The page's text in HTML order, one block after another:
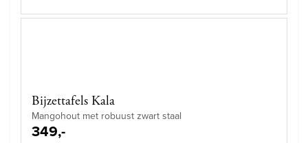
Bijzettafels Kala
Mangohout met robuust zwart staal
349,-